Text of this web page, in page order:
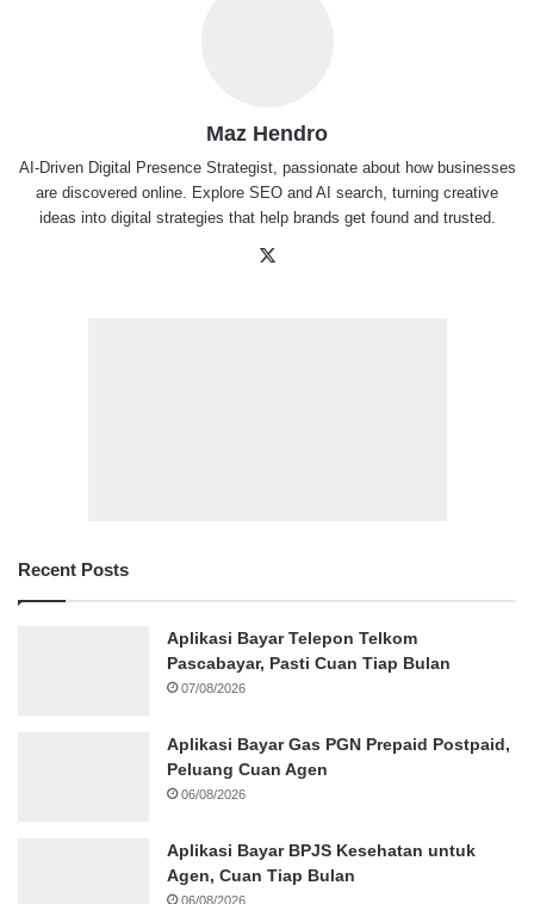
Maz Hendro
AI-Driven Digital Presence Strategist, passionate about how businesses
are discovered online. Explore SEO and AI search, turning creative
ideas into digital strategies that help brands get found and trusted.
Recent Posts
Aplikasi Bayar Telepon Telkom
Pascabayar, Pasti Cuan Tiap Bulan
07/08/2026
Aplikasi Bayar Gas PGN Prepaid Postpaid,
Peluang Cuan Agen
06/08/2026
Aplikasi Bayar BPJS Kesehatan untuk
Agen, Cuan Tiap Bulan
06/08/2026